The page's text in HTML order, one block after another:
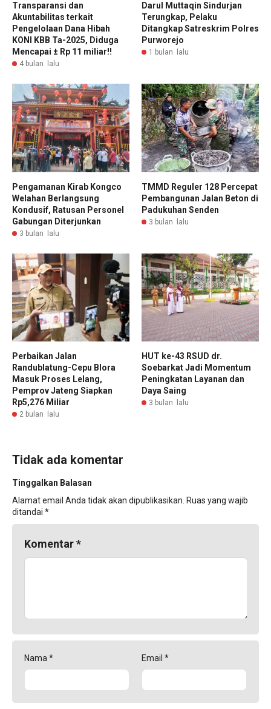
Transparansi dan
Akuntabilitas terkait
Pengelolaan Dana Hibah
KONI KBB Ta-2025, Diduga
Mencapai ± Rp 11 miliar!!
4 bulan lalu
Darul Muttaqin Sindurjan
Terungkap, Pelaku
Ditangkap Satreskrim Polres
Purworejo
1 bulan lalu
Pengamanan Kirab Kongco
Welahan Berlangsung
Kondusif, Ratusan Personel
Gabungan Diterjunkan
3 bulan lalu
TMMD Reguler 128 Percepat
Pembangunan Jalan Beton di
Padukuhan Senden
3 bulan lalu
Perbaikan Jalan
Randublatung-Cepu Blora
Masuk Proses Lelang,
Pemprov Jateng Siapkan
Rp5,276 Miliar
2 bulan lalu
HUT ke-43 RSUD dr.
Soebarkat Jadi Momentum
Peningkatan Layanan dan
Daya Saing
3 bulan lalu
Tidak ada komentar
Tinggalkan Balasan
Alamat email Anda tidak akan dipublikasikan. Ruas yang wajib
ditandai *
Komentar*
Nama * Email *